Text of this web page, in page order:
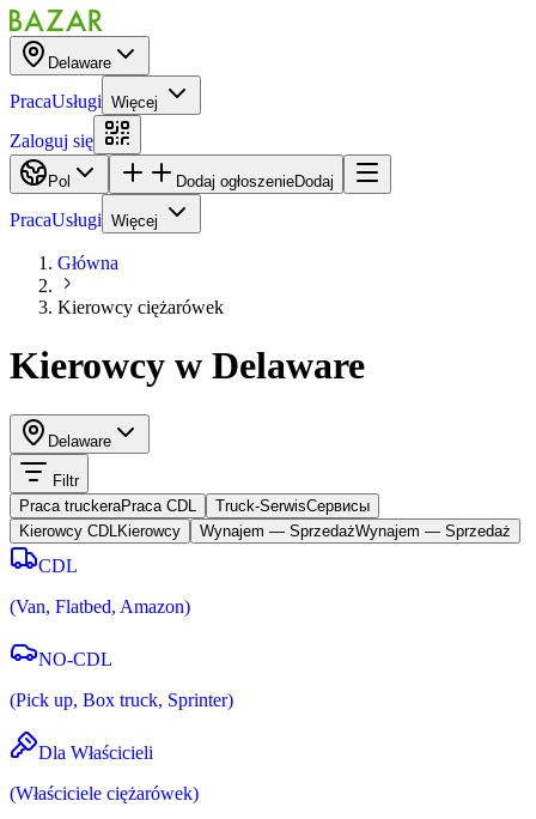
Delaware
PracaUsługi Więcej
Zaloguj się
Pol Dodaj ogłoszenieDodaj
PracaUsługi Więcej
Główna
Kierowcy ciężarówek
Kierowcy w Delaware
Delaware
Filtr
Praca truckeraPraca CDL Truck-SerwisCервисы
Kierowcy CDL Kierowcy Wynajem — SprzedażWynajem — Sprzedaż
CDL
(Van, Flatbed, Amazon)
NO-CDL
(Pick up, Box truck, Sprinter)
Dla Właścicieli
(Właściciele ciężarówek)